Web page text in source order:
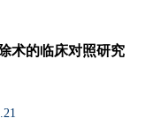
术的临床对照研究